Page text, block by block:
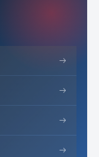
→
→
→
→